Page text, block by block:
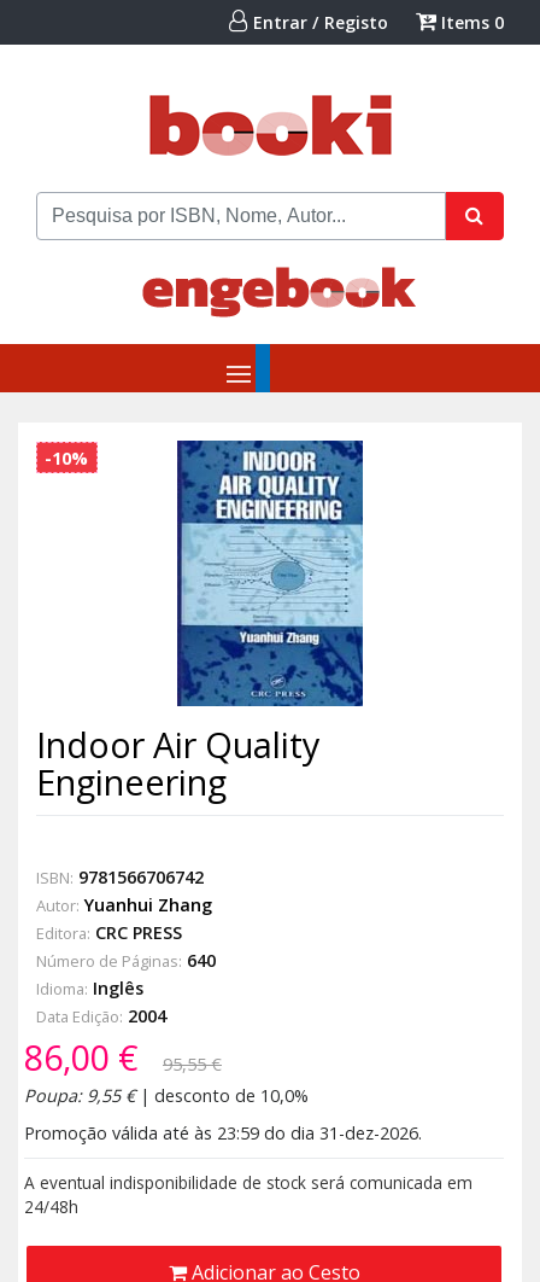
Entrar / Registo Items 0
-10%
Indoor Air Quality
Engineering
ISBN: 9781566706742
Autor: Yuanhui Zhang
Editora: CRC PRESS
Número de Páginas: 640
Idioma: Inglês
Data Edição: 2004
86,00 €
95,55 €
Poupa: 9,55 €| desconto de 10,0%
Promoção válida até às 23:59 do dia 31-dez-2026.
A eventual indisponibilidade de stock será comunicada em
24/48h
Adicionar ao Cesto